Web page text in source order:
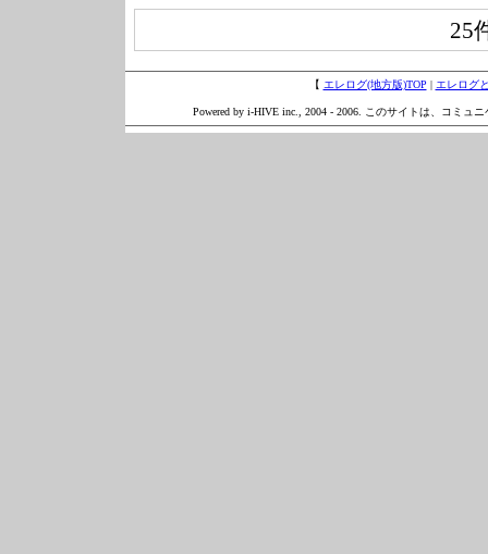
25
【 エレログ(地方版)TOP | エレログ
Powered by i-HIVE inc., 2004 - 2006. このサイトは、コミュ